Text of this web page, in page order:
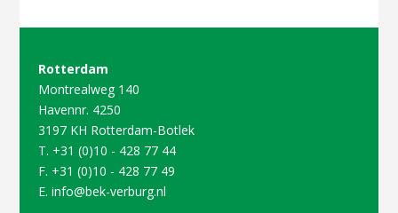
Rotterdam
Montrealweg 140
Havennr. 4250
3197 KH Rotterdam-Botlek
T. +31 (0)10 - 428 77 44
F. +31 (0)10 - 428 77 49
E. info@bek-verburg.nl